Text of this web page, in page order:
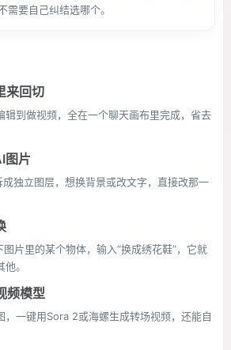
需要自己纠结选哪个。
来回切
辑到做视频，全在一个聊天画布里完成，省去
图片
成独立图层，想换背景或改文字，直接改那一
片里的某个物体，输入“换成绣花鞋”，它就
。
频模型
，一键用Sora 2或海螺生成转场视频，还能自